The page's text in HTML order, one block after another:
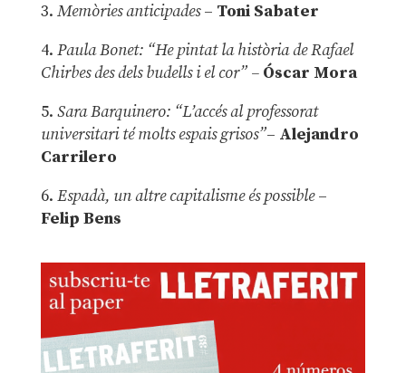
3. Memòries anticipades– Toni Sabater
4. Paula Bonet: “He pintat la història de Rafael
Chirbes des dels budells i el cor” –Óscar Mora
5. Sara Barquinero: “L’accés al professorat
universitari té molts espais grisos”– Alejandro
Carrilero
6. Espadà, un altre capitalisme és possible –
Felip Bens